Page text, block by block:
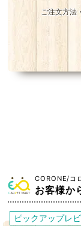
ご注文方法
CORONE/コ
お客様か
ピックアップレ